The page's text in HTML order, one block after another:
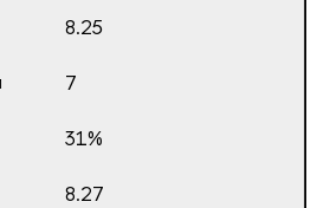
8.25
7
31%
8.27